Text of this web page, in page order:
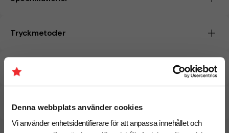
Denna webbplats använder cookies
Vi använder enhetsidentifierare för att anpassa innehållet och
Tryckmetoder
Pristabell
CO₂e -avtryck